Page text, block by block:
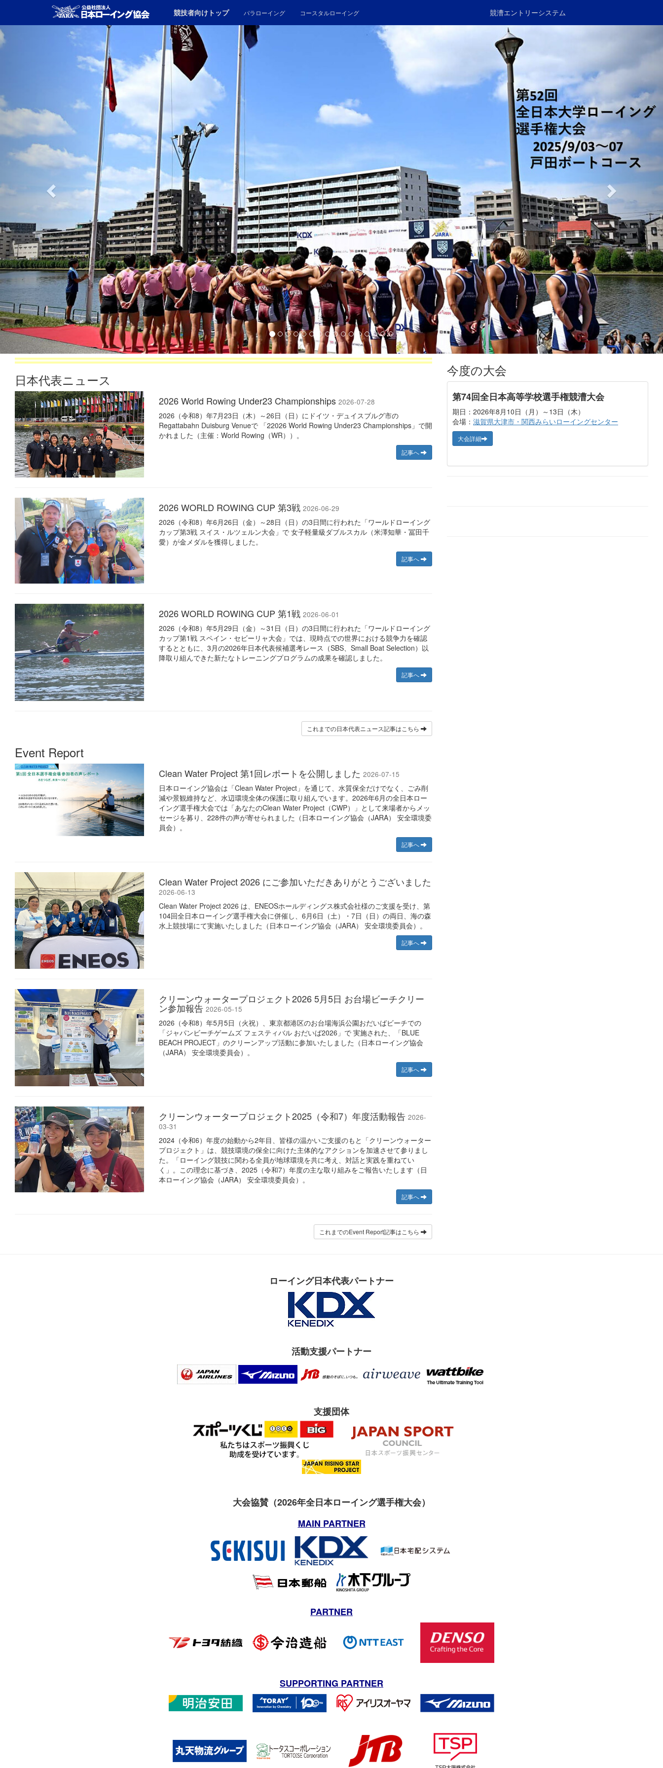
競技者向けトップ パラローイング コースタルローイング 競漕エントリーシステム
日本代表ニュース
2026 World Rowing Under23 Championships 2026-07-28
2026（令和8）年7月23日（木）～26日（日）にドイツ・デュイスブルグ市の
Regattabahn Duisburg Venueで 「22026 World Rowing Under23 Championships」で開
かれました（主催：World Rowing（WR））。
記事へ
2026 WORLD ROWING CUP 第3戦 2026-06-29
2026（令和8）年6月26日（金）～28日（日）の3日間に行われた「ワールドローイング
カップ第3戦 スイス・ルツェルン大会」で 女子軽量級ダブルスカル（米澤知華・冨田千
愛）が金メダルを獲得しました。
記事へ
2026 WORLD ROWING CUP 第1戦 2026-06-01
2026（令和8）年5月29日（金）～31日（日）の3日間に行われた「ワールドローイング
カップ第1戦 スペイン・セビーリャ大会」では、現時点での世界における競争力を確認
するとともに、3月の2026年日本代表候補選考レース（SBS、Small Boat Selection）以
降取り組んできた新たなトレーニングプログラムの成果を確認しました。
記事へ
これまでの日本代表ニュース記事はこちら
Event Report
Clean Water Project 第1回レポートを公開しました 2026-07-15
日本ローイング協会は「Clean Water Project」を通じて、水質保全だけでなく、ごみ削
減や景観維持など、水辺環境全体の保護に取り組んでいます。2026年6月の全日本ロー
イング選手権大会では「あなたのClean Water Project（CWP）」として来場者からメッ
セージを募り、228件の声が寄せられました（日本ローイング協会（JARA） 安全環境委
員会）。
記事へ
Clean Water Project 2026 にご参加いただきありがとうございました
2026-06-13
Clean Water Project 2026 は、ENEOSホールディングス株式会社様のご支援を受け、第
104回全日本ローイング選手権大会に併催し、6月6日（土）・7日（日）の両日、海の森
水上競技場にて実施いたしました（日本ローイング協会（JARA） 安全環境委員会）。
記事へ
クリーンウォータープロジェクト2026 5月5日 お台場ビーチクリー
ン参加報告 2026-05-15
2026（令和8）年5月5日（火祝）、東京都港区のお台場海浜公園おだいばビーチでの
「ジャパンビーチゲームズ フェスティバル おだいば2026」で 実施された、「BLUE
BEACH PROJECT」のクリーンアップ活動に参加いたしました（日本ローイング協会
（JARA） 安全環境委員会）。
記事へ
クリーンウォータープロジェクト2025（令和7）年度活動報告 2026-
03-31
2024（令和6）年度の始動から2年目、皆様の温かいご支援のもと「クリーンウォーター
プロジェクト」は、競技環境の保全に向けた主体的なアクションを加速させて参りまし
た。「ローイング競技に関わる全員が地球環境を共に考え、対話と実践を重ねてい
く」。この理念に基づき、2025（令和7）年度の主な取り組みをご報告いたします（日
本ローイング協会（JARA） 安全環境委員会）。
記事へ
これまでのEvent Report記事はこちら
今度の大会
第74回全日本高等学校選手権競漕大会
期日：2026年8月10日（月）～13日（木）
会場： 滋賀県大津市・関西みらいローイングセンター
大会詳細
ローイング日本代表パートナー
活動支援パートナー
支援団体
大会協賛（2026年全日本ローイング選手権大会）
MAIN PARTNER
PARTNER
SUPPORTING PARTNER